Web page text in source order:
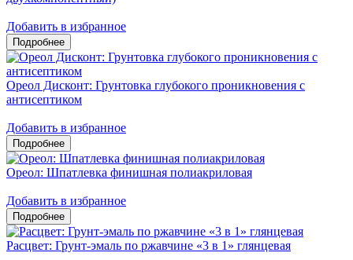
Добавить в избранное
Ореол Дисконт: Грунтовка глубокого проникновения с
антисептиком
Добавить в избранное
Ореол: Шпатлевка финишная полиакриловая
Добавить в избранное
Расцвет: Грунт-эмаль по ржавчине «3 в 1» глянцевая